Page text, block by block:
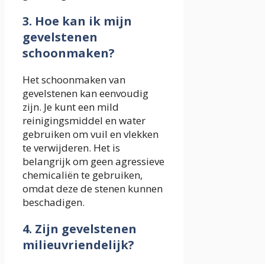
3. Hoe kan ik mijn
gevelstenen
schoonmaken?
Het schoonmaken van
gevelstenen kan eenvoudig
zijn. Je kunt een mild
reinigingsmiddel en water
gebruiken om vuil en vlekken
te verwijderen. Het is
belangrijk om geen agressieve
chemicaliën te gebruiken,
omdat deze de stenen kunnen
beschadigen.
4. Zijn gevelstenen
milieuvriendelijk?